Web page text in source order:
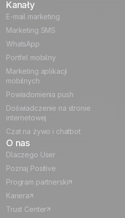
Kanały
E-mail marketing
Marketing SMS
WhatsApp
Portfel mobilny
Marketing aplikacji
mobilnych
Powiadomienia push
Doświadczenie na stronie
internetowej
Czat na żywo i chatbot
O nas
Dlaczego User
Poznaj Positive
Program partnerski
Kariera
Trust Center